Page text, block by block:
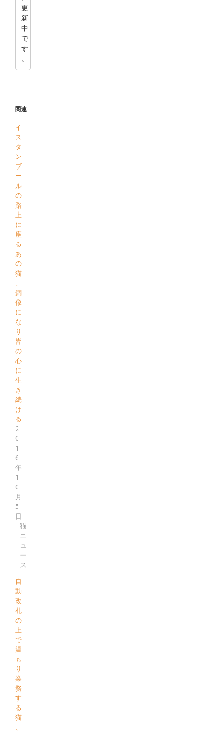
更
新
中
で
す
。
関連
イ
ス
タ
ン
ブ
ー
ル
の
路
上
に
座
る
あ
の
猫
銅
像
に
な
り
皆
の
心
に
生
き
続
け
る
2
0
1
6
年
1
0
月
5
日
猫
ニ
ュ
ー
ス
自
動
改
札
の
上
で
温
も
り
業
務
す
る
猫